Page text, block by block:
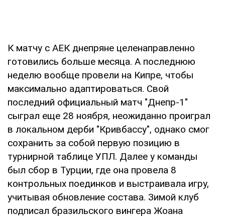
К матчу с АЕК днепряне целенаправленно
готовились больше месяца. А последнюю
неделю вообще провели на Кипре, чтобы
максимально адаптироваться. Свой
последний официальный матч "Днепр-1"
сыграл еще 28 ноября, неожиданно проиграл
в локальном дерби "Кривбассу", однако смог
сохранить за собой первую позицию в
турнирной таблице УПЛ. Далее у команды
был сбор в Турции, где она провела 8
контрольных поединков и выстраивала игру,
учитывая обновление состава. Зимой клуб
подписал бразильского вингера Жоана